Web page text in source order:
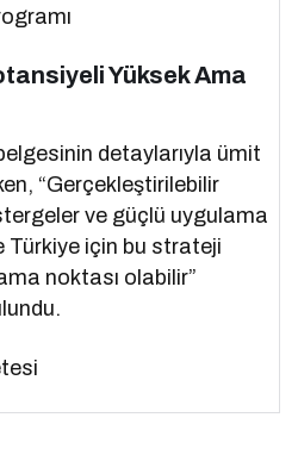
Yüksek Ama
detaylarıyla ümit
“Gerçekleştirilebilir
ve güçlü uygulama
Türkiye için bu strateji
noktası olabilir”